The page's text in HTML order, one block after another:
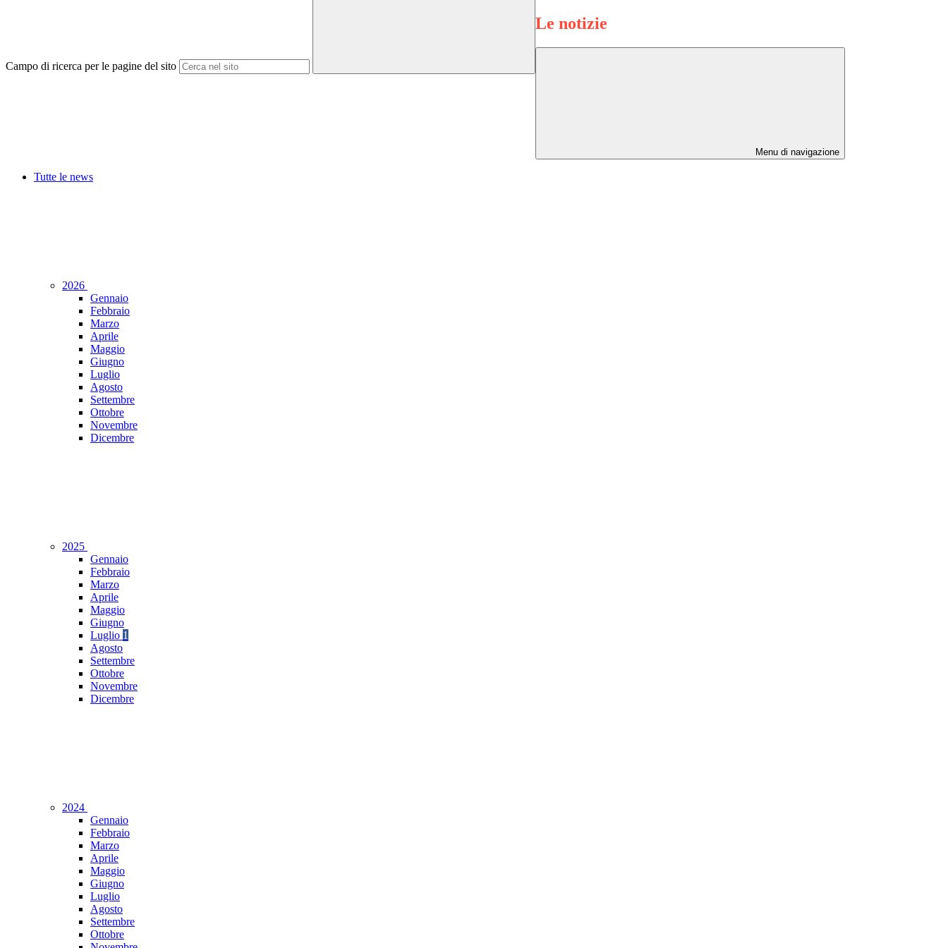
Campo di ricerca per le pagine del sito
Le notizie
Menu di navigazione
Tutte le news
2026
Gennaio
Febbraio
Marzo
Aprile
Maggio
Giugno
Luglio
Agosto
Settembre
Ottobre
Novembre
Dicembre
2025
Gennaio
Febbraio
Marzo
Aprile
Maggio
Giugno
Luglio 1
Agosto
Settembre
Ottobre
Novembre
Dicembre
2024
Gennaio
Febbraio
Marzo
Aprile
Maggio
Giugno
Luglio
Agosto
Settembre
Ottobre